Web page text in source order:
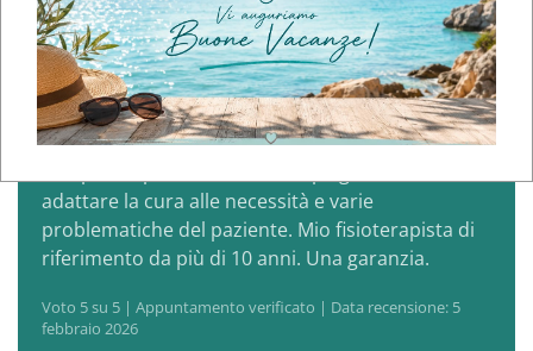
Tipo visita: seduta di fisioterapia
Da: Claudio M.
Professionista competente, attento ed empatico.
adattare la cura alle necessità e varie
problematiche del paziente. Mio fisioterapista di
riferimento da più di 10 anni. Una garanzia.
Voto 5 su 5 | Appuntamento verificato | Data recensione: 5
febbraio 2026